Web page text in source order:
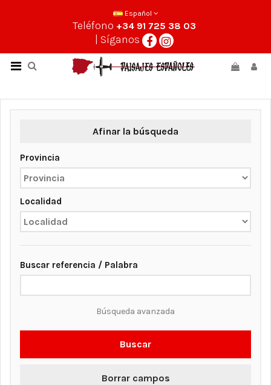
Español
Teléfono +34 91 725 38 03
| Síganos
Afinar la búsqueda
Provincia
Localidad
Buscar referencia / Palabra
Búsqueda avanzada
Buscar
Borrar campos